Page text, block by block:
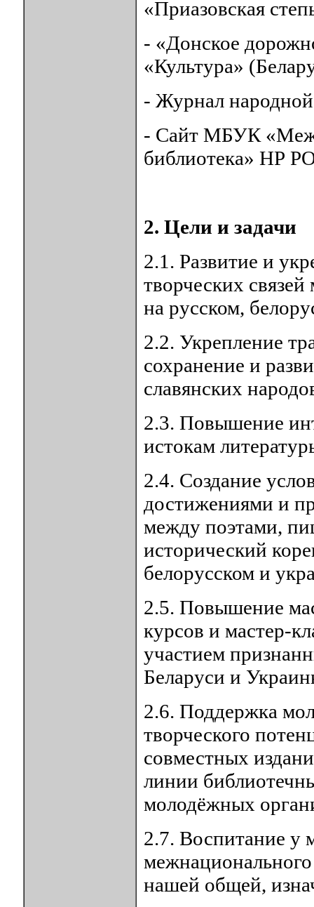
«Приазовская
- «Донское
«Культура»
- Журнал
- Сайт МБУК
библиотека» НР
2. Цели и задачи
2.1. Развитие и
творческих
на русском,
2.2. Укрепление
сохранение и
славянских
2.3. Повышение
истокам
2.4. Создание
достижениями и
между поэтами,
исторический
белорусском и
2.5. Повышение
курсов и мастер-
участием
Беларуси и
2.6. Поддержка
творческого
совместных
линии
молодёжных
2.7. Воспитание у
нашей общей,